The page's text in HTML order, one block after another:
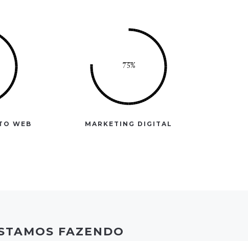
WEB MARKETING DIGITAL
FAZENDO